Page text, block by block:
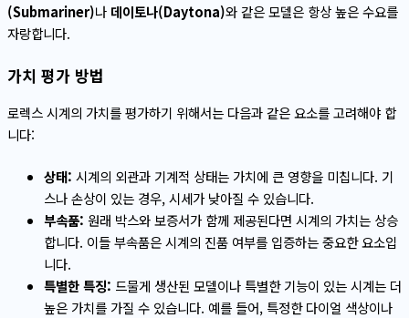
(Submariner)나 데이토나(Daytona)와 같은 모델은 항상 높은 수요를
자랑합니다.
가치 평가 방법
로렉스 시계의 가치를 평가하기 위해서는 다음과 같은 요소를 고려해야 합
니다:
상태: 시계의 외관과 기계적 상태는 가치에 큰 영향을 미칩니다. 기
스나 손상이 있는 경우, 시세가 낮아질 수 있습니다.
부속품: 원래 박스와 보증서가 함께 제공된다면 시계의 가치는 상승
합니다. 이들 부속품은 시계의 진품 여부를 입증하는 중요한 요소입
니다.
특별한 특징: 드물게 생산된 모델이나 특별한 기능이 있는 시계는 더
높은 가치를 가질 수 있습니다. 예를 들어, 특정한 다이얼 색상이나